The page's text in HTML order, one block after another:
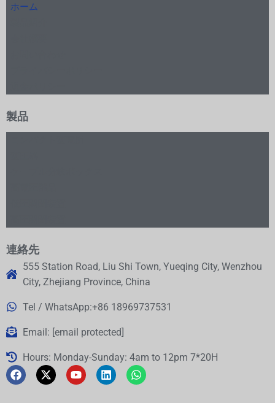
ホーム
製品
連絡先
555 Station Road, Liu Shi Town, Yueqing City, Wenzhou
City, Zhejiang Province, China
Tel / WhatsApp:+86 18969737531
Email: [email protected]
Hours: Monday-Sunday: 4am to 12pm 7*20H